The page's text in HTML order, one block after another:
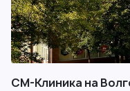
СМ-Клиника на